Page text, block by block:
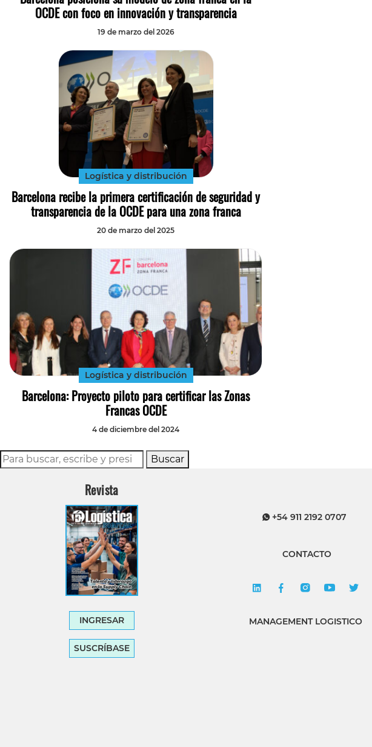
OCDE con foco en innovación y transparencia
19 de marzo del 2026
Logística y distribución
Barcelona recibe la primera certificación de seguridad y
transparencia de la OCDE para una zona franca
20 de marzo del 2025
Logística y distribución
Barcelona: Proyecto piloto para certificar las Zonas
Francas OCDE
4 de diciembre del 2024
Buscar
Revista
INGRESAR
SUSCRÍBASE
+54 911 2192 0707
CONTACTO
MANAGEMENT LOGISTICO